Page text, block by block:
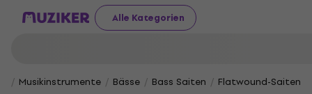
Alle Kategorien
Musikinstrumente Bässe Bass Saiten Flatwound-Saiten